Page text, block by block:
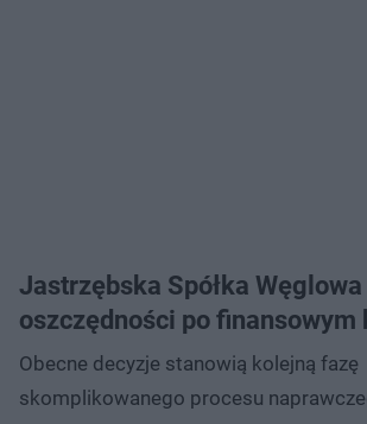
Jastrzębska Spółka
oszczędności po finansowym
Obecne decyzje stanowią kolejną fazę
skomplikowanego procesu